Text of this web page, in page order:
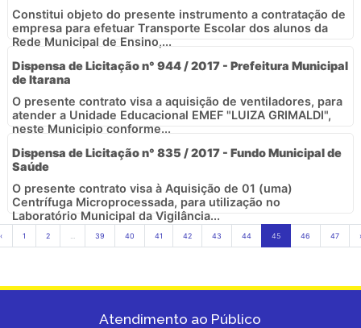
Constitui objeto do presente instrumento a contratação de
empresa para efetuar Transporte Escolar dos alunos da
Rede Municipal de Ensino,...
Dispensa de Licitação n° 944 / 2017 - Prefeitura Municipal
de Itarana
O presente contrato visa a aquisição de ventiladores, para
atender a Unidade Educacional EMEF "LUIZA GRIMALDI",
neste Municipio conforme...
Dispensa de Licitação n° 835 / 2017 - Fundo Municipal de
Saúde
O presente contrato visa à Aquisição de 01 (uma)
Centrífuga Microprocessada, para utilização no
Laboratório Municipal da Vigilância...
‹ 1 2 39 40 41 42 43 44 45 46 47 ›
Atendimento ao Público